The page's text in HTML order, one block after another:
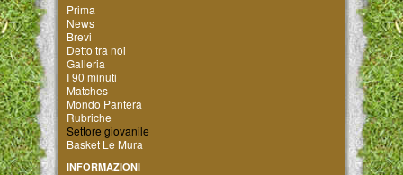
Prima
News
Brevi
Detto tra noi
Galleria
I 90 minuti
Matches
Mondo Pantera
Rubriche
Settore giovanile
Basket Le Mura
INFORMAZIONI